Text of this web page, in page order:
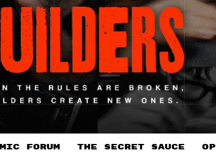
FORUM THE SECRET SAUCE​